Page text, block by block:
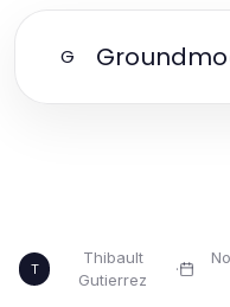
G
T
Thibault
Gutierrez
·